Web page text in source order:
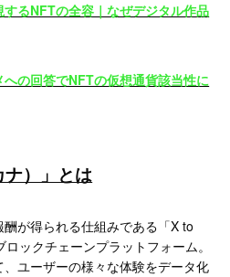
するNFTの全容｜なぜデジタル作品
の回答でNFTの仮想通貨該当性に
ナ）」とは
が得られる仕組みである「X to
ックチェーンプラットフォーム。
ユーザーの様々な体験をデータ化